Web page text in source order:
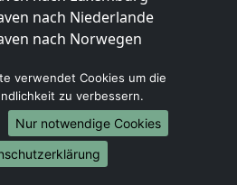
nach Niederlande
nach Norwegen
nach Berlin
nach Hamburg
nach München
nach Köln
verwendet Cookies um die
zu verbessern.
Nur notwendige Cookies